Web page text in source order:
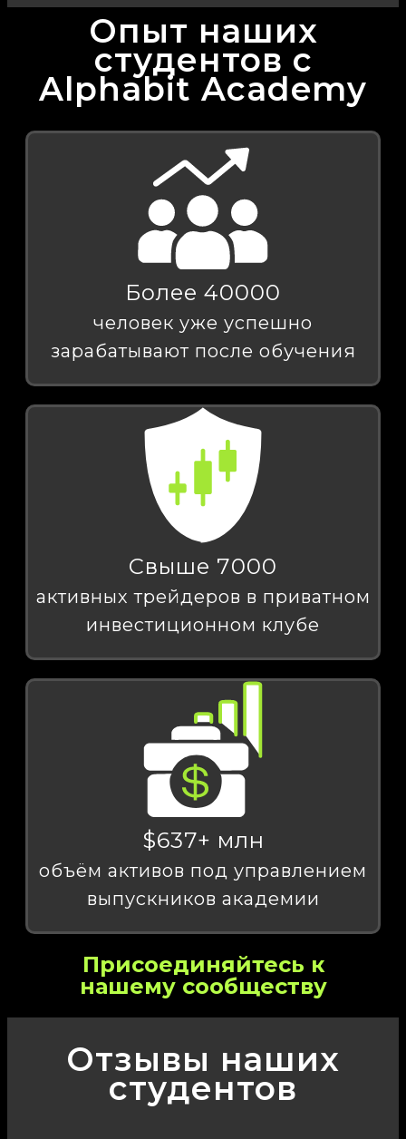
Опыт наших
студентов с
Alphabit Academy
Более 40000
человек уже успешно
зарабатывают после обучения
Свыше 7000
активных трейдеров в приватном
инвестиционном клубе
$637+ млн
объём активов под управлением
выпускников академии
Присоединяйтесь к
нашему сообществу
Отзывы наших
студентов